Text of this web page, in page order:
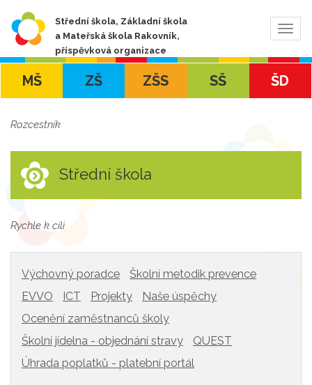
Střední škola, Základní škola
a Mateřská škola Rakovník,
příspěvková organizace
MŠ ZŠ ZŠS SŠ ŠD
Rozcestník
Střední škola
Rychle k cíli
Výchovný poradce
Školní metodik prevence
EVVO
ICT Projekty
Naše úspěchy
Ocenění zaměstnanců školy
Školní jídelna - objednání stravy
QUEST
Úhrada poplatků - platební portál